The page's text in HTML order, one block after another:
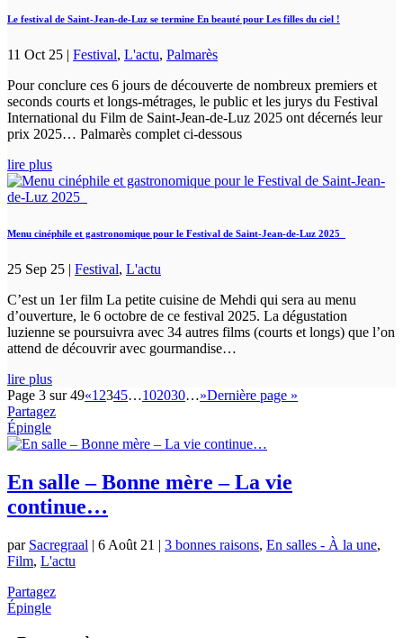
Le festival de Saint-Jean-de-Luz se termine En beauté pour Les filles du ciel !
11 Oct 25 | Festival, L'actu, Palmarès
Pour conclure ces 6 jours de découverte de nombreux premiers et
seconds courts et longs-métrages, le public et les jurys du Festival
International du Film de Saint-Jean-de-Luz 2025 ont décernés leur
prix 2025… Palmarès complet ci-dessous
lire plus
Menu cinéphile et gastronomique pour le Festival de Saint-Jean-de-Luz 2025
25 Sep 25 | Festival, L'actu
C’est un 1er film La petite cuisine de Mehdi qui sera au menu
d’ouverture, le 6 octobre de ce festival 2025. La dégustation
luzienne se poursuivra avec 34 autres films (courts et longs) que l’on
attend de découvrir avec gourmandise…
lire plus
Page 3 sur 49«1 2345…102030…»Dernière page »
Partagez
Épingle
En salle – Bonne mère – La vie
continue…
par Sacregraal | 6 Août 21 | 3 bonnes raisons, En salles - À la une,
Film, L'actu
Partagez
Épingle